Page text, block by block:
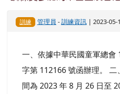
訓練 管理員 -訓練資訊| 2023-05-
一、依據中華民國童軍總會
字第 112166 號函辦理。
間為 2023 年 8 月 26 日至